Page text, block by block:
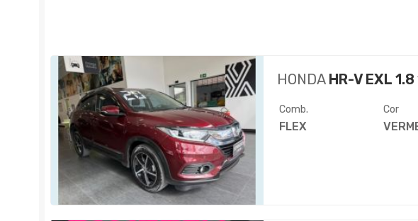
HONDAHR-V EXL 1.8
Comb.
FLEX
Cor